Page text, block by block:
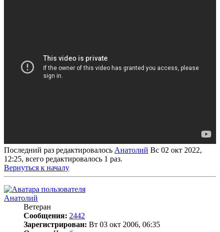
Последний раз редактировалось Анатолий Вс 02 окт 2022,
12:25, всего редактировалось 1 раз.
Вернуться к началу
Анатолий
Ветеран
Сообщения: 2442
Зарегистрирован: Вт 03 окт 2006, 06:35